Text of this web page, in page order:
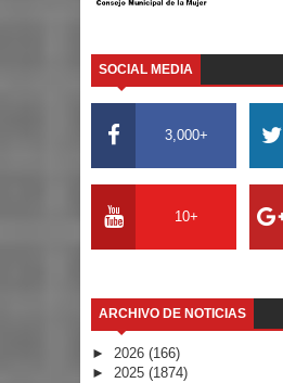
SOCIAL MEDIA
3,000+
10+
ARCHIVO DE NOTICIAS
► 2026 (166)
► 2025 (1874)